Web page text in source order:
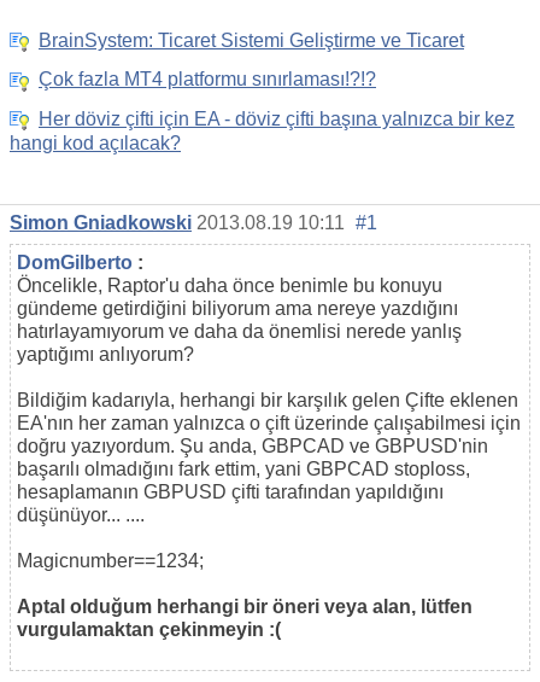
BrainSystem: Ticaret Sistemi Geliştirme ve Ticaret
Çok fazla MT4 platformu sınırlaması!?!?
Her döviz çifti için EA - döviz çifti başına yalnızca bir kez
hangi kod açılacak?
Simon Gniadkowski 2013.08.19 10:11 #1
DomGilberto :
Öncelikle, Raptor'u daha önce benimle bu konuyu
gündeme getirdiğini biliyorum ama nereye yazdığını
hatırlayamıyorum ve daha da önemlisi nerede yanlış
yaptığımı anlıyorum?
Bildiğim kadarıyla, herhangi bir karşılık gelen Çifte eklenen
EA'nın her zaman yalnızca o çift üzerinde çalışabilmesi için
doğru yazıyordum. Şu anda, GBPCAD ve GBPUSD'nin
başarılı olmadığını fark ettim, yani GBPCAD stoploss,
hesaplamanın GBPUSD çifti tarafından yapıldığını
düşünüyor... ....
Magicnumber==1234;
Aptal olduğum herhangi bir öneri veya alan, lütfen
vurgulamaktan çekinmeyin :(